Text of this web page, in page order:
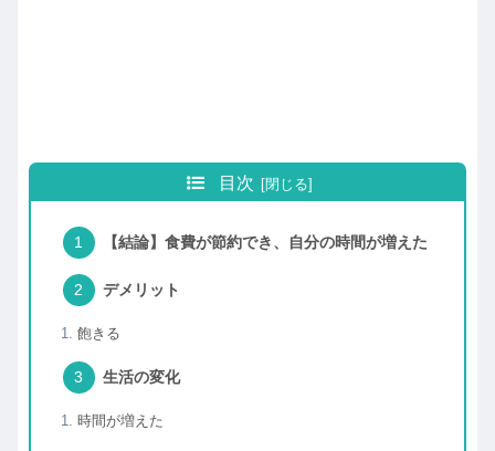
目次
【結論】食費が節約でき、自分の時間が増えた
デメリット
飽きる
生活の変化
時間が増えた